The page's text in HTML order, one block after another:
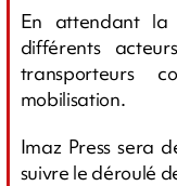
En attendant
différents
transporteurs
mobilisation.
Imaz Press sera
suivre le déroulé